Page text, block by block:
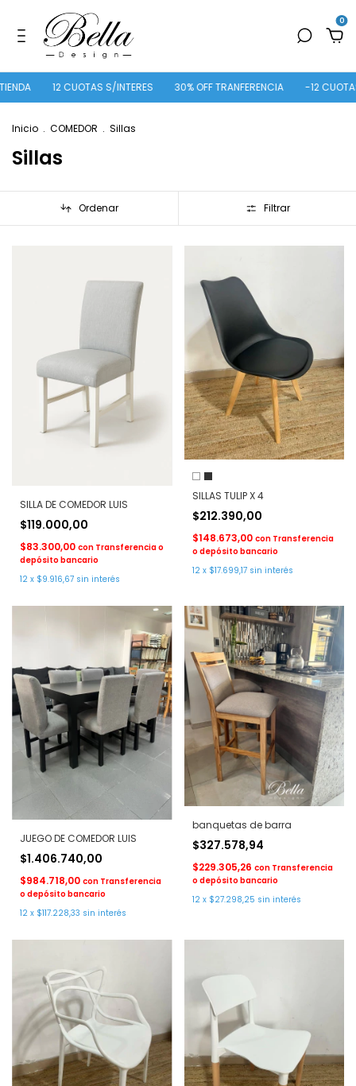
0
12 CUOTAS S/INTERES 30% OFF TRANFERENCIA -12 CUOTAS SIN
Inicio . COMEDOR . Sillas
Sillas
Ordenar Filtrar
SILLA DE COMEDOR LUIS
$119.000,00
$83.300,00 con Transferencia o
depósito bancario
12 x $9.916,67 sin interés
SILLAS TULIP X 4
$212.390,00
$148.673,00 con Transferencia
o depósito bancario
12 x $17.699,17 sin interés
JUEGO DE COMEDOR LUIS
$1.406.740,00
$984.718,00 con Transferencia
o depósito bancario
12 x $117.228,33 sin interés
banquetas de barra
$327.578,94
$229.305,26 con Transferencia
o depósito bancario
12 x $27.298,25 sin interés